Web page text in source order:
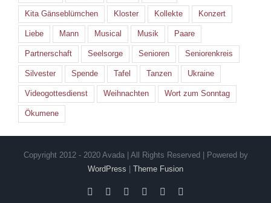
Kita Gänseblümchen Kloster Kollekte Konzert
Liebe Mann Musical Musik Paare
Partnerschaft Seelsorge Senioren Seniorenkreis
Silvester Spende Tafel Tanzen Ukraine
Videogottesdienst Weihnachten Wort zum Sonntag
Ökumene
Copyright 2012 - 2020 Avada | All Rights Reserved | Powered by
WordPress
Theme Fusion
FacebookInstagramYouTube
Spotify